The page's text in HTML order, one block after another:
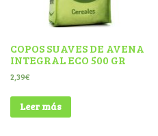
COPOS SUAVES DE AVENA
INTEGRAL ECO 500 GR
2,39€
Leer más